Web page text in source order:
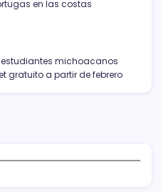
en las costas
estudiantes michoacanos
gratuito a partir de febrero